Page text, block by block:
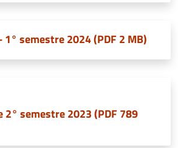
1° semestre 2024 (PDF 2 MB)
2° semestre 2023 (PDF 789